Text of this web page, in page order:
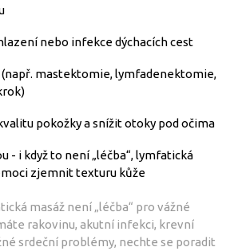
nebo infekce dýchacích cest
mastektomie, lymfadenektomie,
pokožky a snížit otoky pod očima
- i když to není „léčba“, lymfatická
zjemnit texturu kůže
masáž není „léčba“ pro vážné
rakovinu, akutní infekci, krevní
srdeční problémy, nechte se poradit